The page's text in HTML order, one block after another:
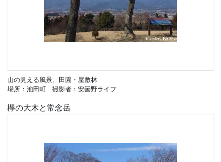
山の見える風景、田園・屋敷林
場所：池田町 撮影者：安曇野ライフ
欅の大木と常念岳